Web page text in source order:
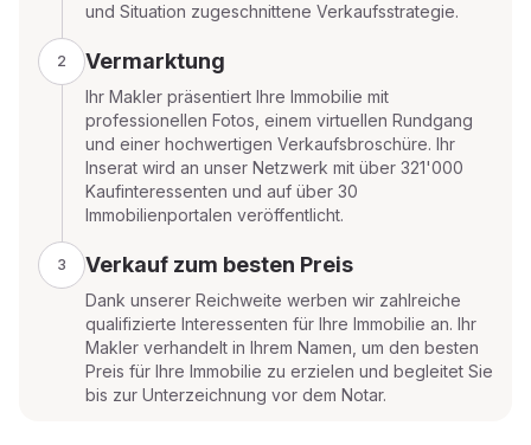
und Situation zugeschnittene Verkaufsstrategie.
2 Vermarktung
Ihr Makler präsentiert Ihre Immobilie mit
professionellen Fotos, einem virtuellen Rundgang
und einer hochwertigen Verkaufsbroschüre. Ihr
Inserat wird an unser Netzwerk mit über 321'000
Kaufinteressenten und auf über 30
Immobilienportalen veröffentlicht.
3 Verkauf zum besten Preis
Dank unserer Reichweite werben wir zahlreiche
qualifizierte Interessenten für Ihre Immobilie an. Ihr
Makler verhandelt in Ihrem Namen, um den besten
Preis für Ihre Immobilie zu erzielen und begleitet Sie
bis zur Unterzeichnung vor dem Notar.